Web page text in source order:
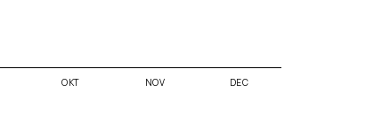
OKT NOV DEC